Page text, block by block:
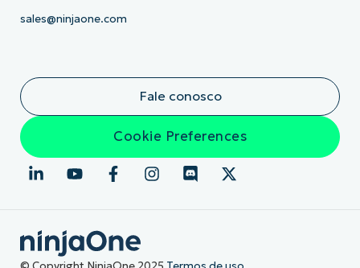
sales@ninjaone.com
Fale conosco
Cookie Preferences